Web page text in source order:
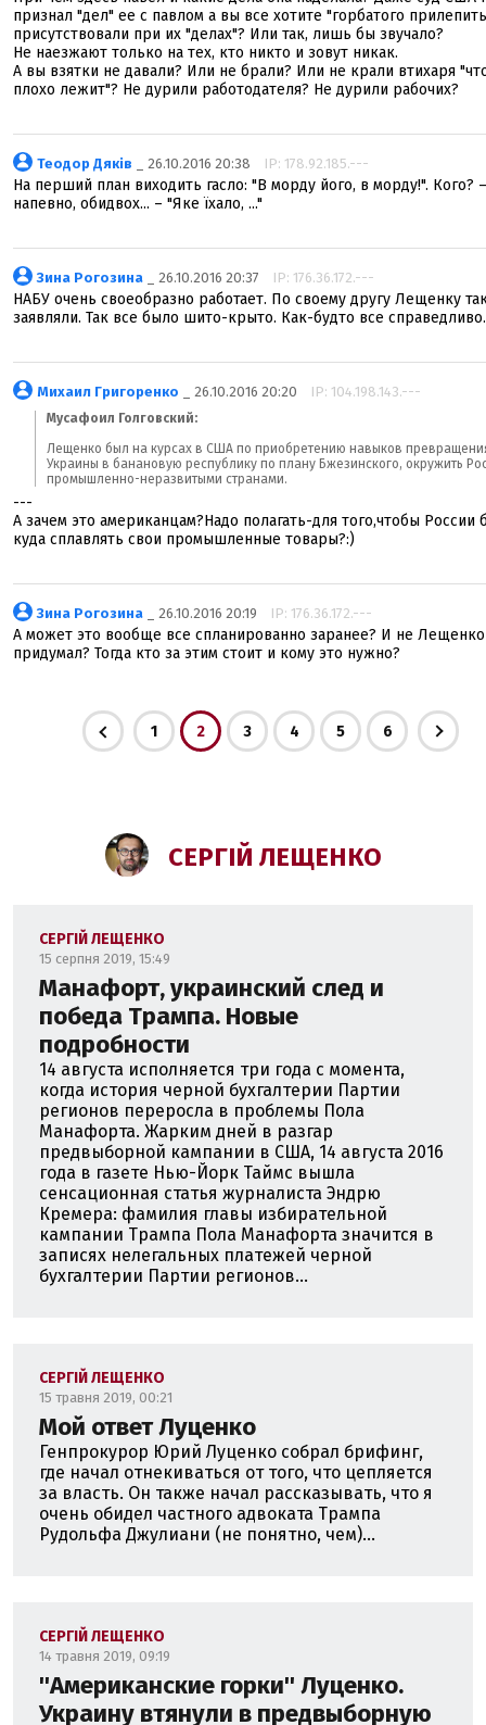
признал "дел" ее с павлом а вы все хотите "горбатого
присутствовали при их "делах"? Или так, лишь бы звучало?
Не наезжают только на тех, кто никто и зовут никак.
А вы взятки не давали? Или не брали? Или не крали втихаря
плохо лежит"? Не дурили работодателя? Не дурили рабочих?
Теодор Дяків _ 26.10.2016 20:38 IP: 178.92.185.---
На перший план виходить гасло: "В морду його, в морду!". Кого?
напевно, обидвох... – "Яке їхало, ..."
Зина Рогозина _ 26.10.2016 20:37 IP: 176.36.172.---
НАБУ очень своеобразно работает. По своему другу Лещенку
заявляли. Так все было шито-крыто. Как-будто все справедливо.
Михаил Григоренко _ 26.10.2016 20:20 IP: 104.198.143.---
Мусафоил Голговский:
Лещенко был на курсах в США по приобретению навыков
Украины в банановую республику по плану Бжезинского, окружить
промышленно-неразвитыми странами.
---
А зачем это американцам?Надо полагать-для того,чтобы России
куда сплавлять свои промышленные товары?:)
Зина Рогозина _ 26.10.2016 20:19 IP: 176.36.172.---
А может это вообще все спланированно заранее? И не
придумал? Тогда кто за этим стоит и кому это нужно?
1 2 3 4 5 6
СЕРГІЙ ЛЕЩЕНКО
СЕРГІЙ ЛЕЩЕНКО
15 серпня 2019, 15:49
Манафорт, украинский след и
победа Трампа. Новые
подробности
14 августа исполняется три года с момента,
когда история черной бухгалтерии Партии
регионов переросла в проблемы Пола
Манафорта. Жарким дней в разгар
предвыборной кампании в США, 14 августа 2016
года в газете Нью-Йорк Таймс вышла
сенсационная статья журналиста Эндрю
Кремера: фамилия главы избирательной
кампании Трампа Пола Манафорта значится в
записях нелегальных платежей черной
бухгалтерии Партии регионов...
СЕРГІЙ ЛЕЩЕНКО
15 травня 2019, 00:21
Мой ответ Луценко
Генпрокурор Юрий Луценко собрал брифинг,
где начал отнекиваться от того, что цепляется
за власть. Он также начал рассказывать, что я
очень обидел частного адвоката Трампа
Рудольфа Джулиани (не понятно, чем)...
СЕРГІЙ ЛЕЩЕНКО
14 травня 2019, 09:19
''Американские горки'' Луценко.
Украину втянули в предвыборную